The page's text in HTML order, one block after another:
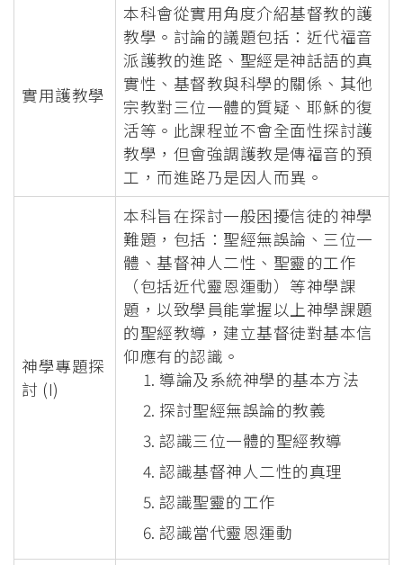
實用護教學
本科會從實用角度介紹基督教的護
教學。討論的議題包括：近代福音
派護教的進路、聖經是神話語的真
實性、基督教與科學的關係、其他
宗教對三位一體的質疑、耶穌的復
活等。此課程並不會全面性探討護
教學，但會強調護教是傳福音的預
工，而進路乃是因人而異。
神學專題探
討 (I)
本科旨在探討一般困擾信徒的神學
難題，包括：聖經無誤論、三位一
體、基督神人二性、聖靈的工作
（包括近代靈恩運動）等神學課
題，以致學員能掌握以上神學課題
的聖經教導，建立基督徒對基本信
仰應有的認識。
導論及系統神學的基本方法
探討聖經無誤論的教義
認識三位一體的聖經教導
認識基督神人二性的真理
認識聖靈的工作
認識當代靈恩運動